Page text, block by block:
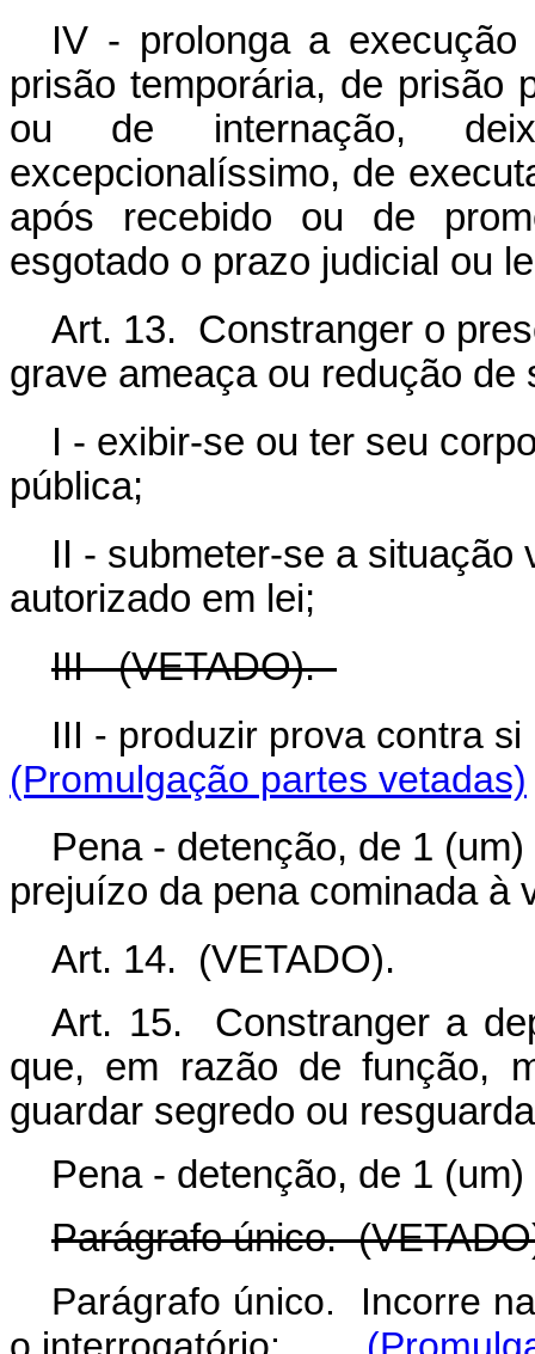
IV - prolonga a
prisão temporária, de prisão
ou de internação,
excepcionalíssimo, de
após recebido ou de
esgotado o prazo judicial ou
Art. 13. Constranger o
grave ameaça ou redução
I - exibir-se ou ter seu
pública;
II - submeter-se a situação
autorizado em lei;
III - (VETADO).
III - produzir prova
(Promulgação partes vetadas)
Pena - detenção, de 1
prejuízo da pena cominada à
Art. 14. (VETADO).
Art. 15. Constranger a
que, em razão de função,
guardar segredo ou
Pena - detenção, de 1
Parágrafo único.
Parágrafo único. Incorre